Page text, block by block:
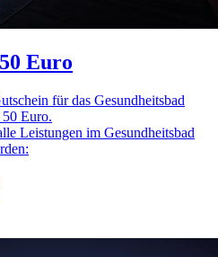
Euro
für das Gesundheitsbad
Euro.
Leistungen im Gesundheitsbad